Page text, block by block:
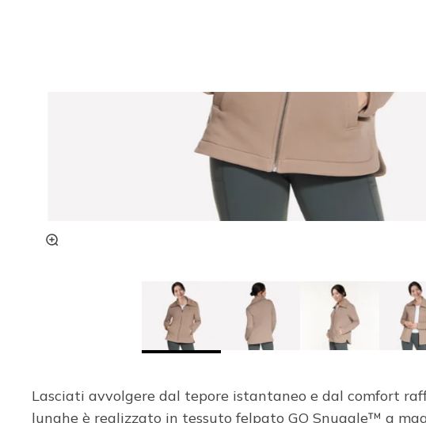
Lasciati avvolgere dal tepore istantaneo e dal comfort
lunghe è realizzato in tessuto felpato GO Snuggle™ a